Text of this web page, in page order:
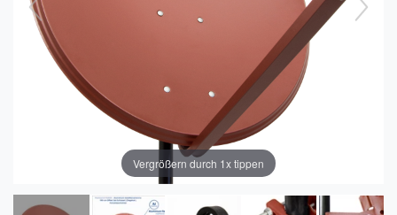
Vergrößern durch 1x tippen